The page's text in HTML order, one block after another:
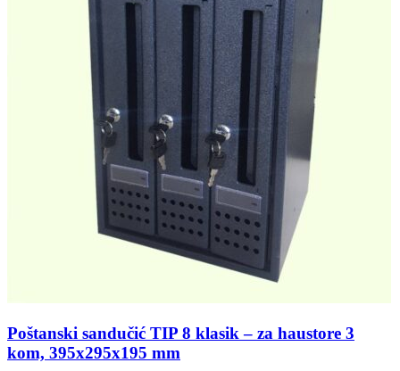
Poštanski sandučić TIP 8 klasik – za haustore 3
kom, 395x295x195 mm